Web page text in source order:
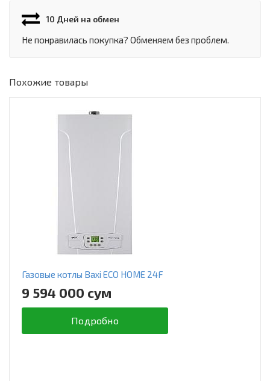
10 Дней на обмен
Не понравилась покупка? Обменяем без проблем.
Похожие товары
Газовые котлы Baxi ECO HOME 24F
9 594 000 сум
Подробно